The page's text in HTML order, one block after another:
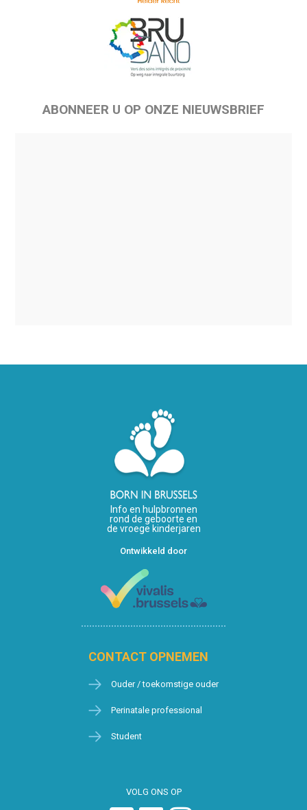
ABONNEER U OP ONZE NIEUWSBRIEF
Info en hulpbronnen
rond de geboorte en
de vroege kinderjaren
Ontwikkeld door
CONTACT OPNEMEN
Ouder / toekomstige ouder
Perinatale professional
Student
VOLG ONS OP